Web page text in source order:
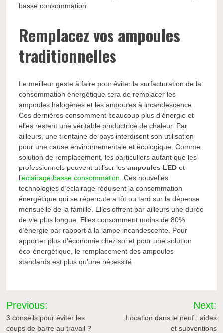
basse consommation.
Remplacez vos ampoules
traditionnelles
Le meilleur geste à faire pour éviter la surfacturation de la
consommation énergétique sera de remplacer les
ampoules halogènes et les ampoules à incandescence.
Ces dernières consomment beaucoup plus d’énergie et
elles restent une véritable productrice de chaleur. Par
ailleurs, une trentaine de pays interdisent son utilisation
pour une cause environnementale et écologique. Comme
solution de remplacement, les particuliers autant que les
professionnels peuvent utiliser lesampoules LED et
l’éclairage basse consommation . Ces nouvelles
technologies d’éclairage réduisent la consommation
énergétique qui se répercutera tôt ou tard sur la dépense
mensuelle de la famille. Elles offrent par ailleurs une durée
de vie plus longue. Elles consomment moins de 80%
d’énergie par rapport à la lampe incandescente. Pour
apporter plus d’économie chez soi et pour une solution
éco-énergétique, le remplacement des ampoules
standards est plus qu’une nécessité.
Navigation
de
Previous:
3 conseils pour éviter les
coups de barre au travail ?
Next:
Location dans le neuf : aides
et subventions